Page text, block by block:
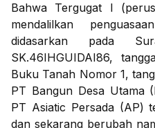
Bahwa Tergugat I
mendalilkan
didasarkan pada
SK.46IHGUIDAI86,
Buku Tanah Nomor 1,
PT Bangun Desa Utama
PT Asiatic Persada (AP)
dan sekarang berubah